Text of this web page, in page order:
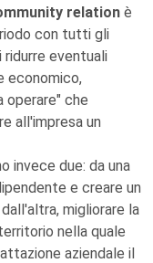
relation è
con tutti gli
eventuali
economico,
operare" che
all'impresa un
invece due: da una
e creare un
migliorare la
nella quale
aziendale il